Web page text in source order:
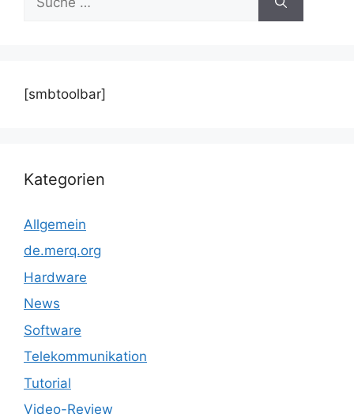
nach:
[smbtoolbar]
Kategorien
Allgemein
de.merq.org
Hardware
News
Software
Telekommunikation
Tutorial
Video-Review